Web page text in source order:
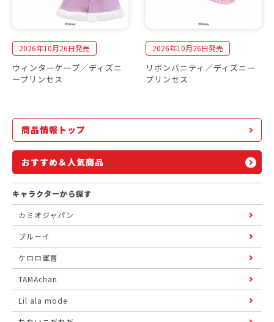
2026年10月26日発売
ウィンターケープ／ディズニ
ープリンセス
2026年10月26日発売
リボンバニティ／ディズニー
プリンセス
商品情報トップ
おすすめ＆人気商品
キャラクターから探す
カミオジャパン
ブルーイ
ケロロ軍曹
TAMAchan
Lil ala mode